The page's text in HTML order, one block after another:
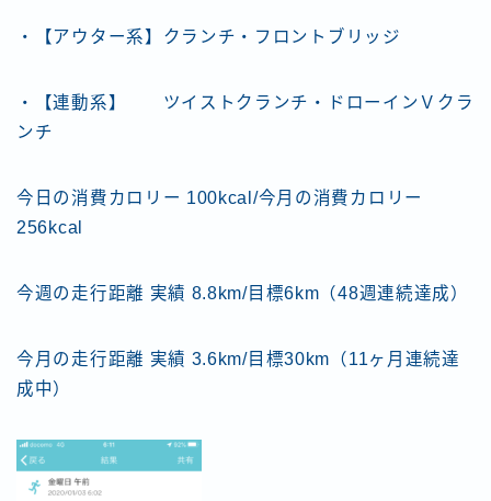
・【アウター系】クランチ・フロントブリッジ
・【連動系】 ツイストクランチ・ドローインＶクラ
ンチ
今日の消費カロリー 100kcal/今月の消費カロリー
256kcal
今週の走行距離 実績 8.8km/目標6km（48週連続達成）
今月の走行距離 実績 3.6km/目標30km（11ヶ月連続達
成中）